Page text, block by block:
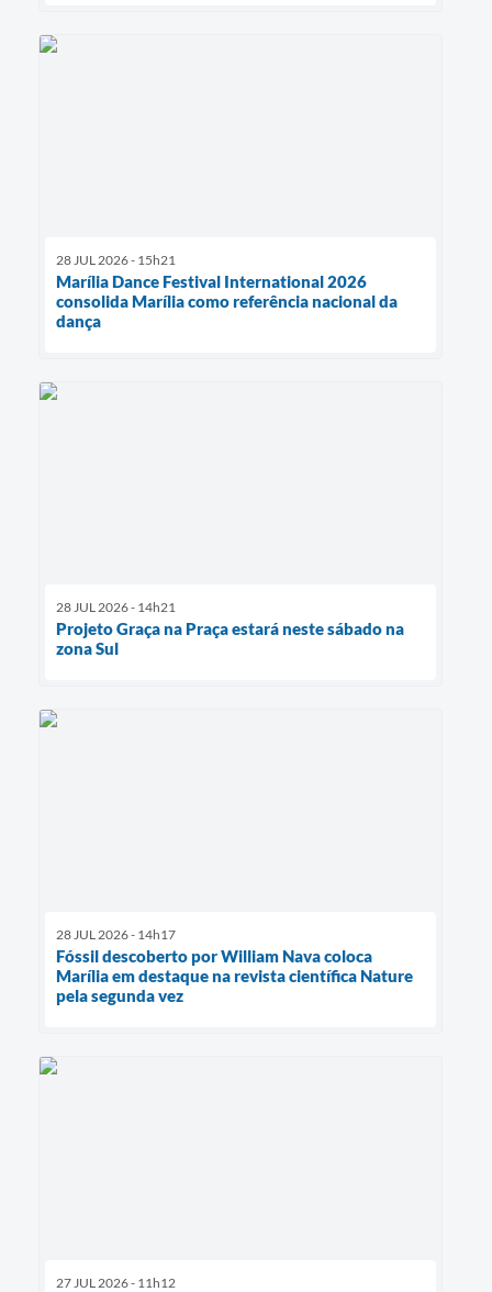
28 JUL 2026 - 15h21
Marília Dance Festival International 2026
consolida Marília como referência nacional da
dança
28 JUL 2026 - 14h21
Projeto Graça na Praça estará neste sábado na
zona Sul
28 JUL 2026 - 14h17
Fóssil descoberto por William Nava coloca
Marília em destaque na revista científica Nature
pela segunda vez
27 JUL 2026 - 11h12